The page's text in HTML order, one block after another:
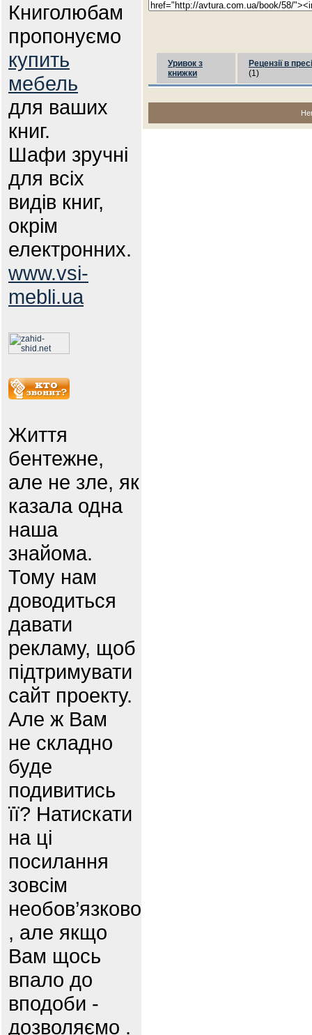
Книголюбам
пропонуємо
купить
мебель
для ваших
книг.
Шафи зручні
для всіх
видів книг,
окрім
електронних.
www.vsi-
mebli.ua
Життя
бентежне,
але не зле, як
казала одна
наша
знайома.
Тому нам
доводиться
давати
рекламу, щоб
підтримувати
сайт проекту.
Але ж Вам
не складно
буде
подивитись
її? Натискати
на ці
посилання
зовсім
необов’язково
, але якщо
Вам щось
впало до
вподоби -
дозволяємо .
Уривок з
книжки
Рецензії в пресі
(1)